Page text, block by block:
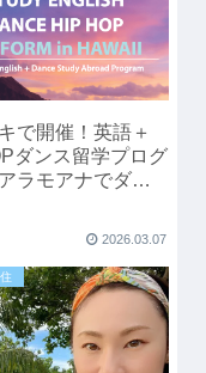
で開催！英語＋
ダンス留学プログ
ラモアナでダン
2026.03.07